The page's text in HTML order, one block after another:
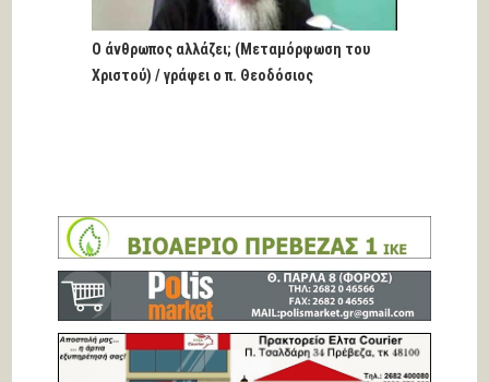
Ο άνθρωπος αλλάζει; (Μεταμόρφωση του
Χριστού) / γράφει ο π. Θεοδόσιος